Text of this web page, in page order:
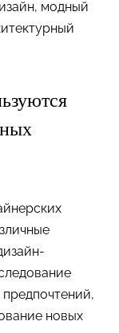
модный
новых